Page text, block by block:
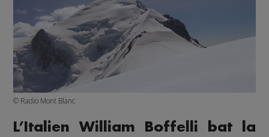
© Radio Mont Blanc
L’Italien William Boffelli bat la